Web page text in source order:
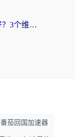
海外党必看：斧牛和嘀嗒哪个好？3个维度教你选对回国加速器
番茄回国加速器